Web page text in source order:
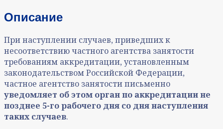
Описание
При наступлении случаев, приведших к
несоответствию частного агентства занятости
требованиям аккредитации, установленным
законодательством Российской Федерации,
частное агентство занятости письменно
уведомляет об этом орган по аккредитации не
позднее 5-го рабочего дня со дня наступления
таких случаев.